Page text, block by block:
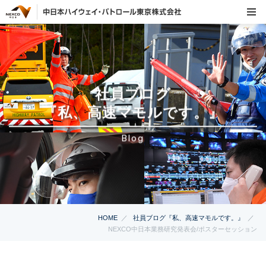
社員ブログ
『私、高速マモルです。』
Blog
HOME
社員ブログ『私、高速マモルです。』
NEXCO中日本業務研究発表会/ポスターセッション